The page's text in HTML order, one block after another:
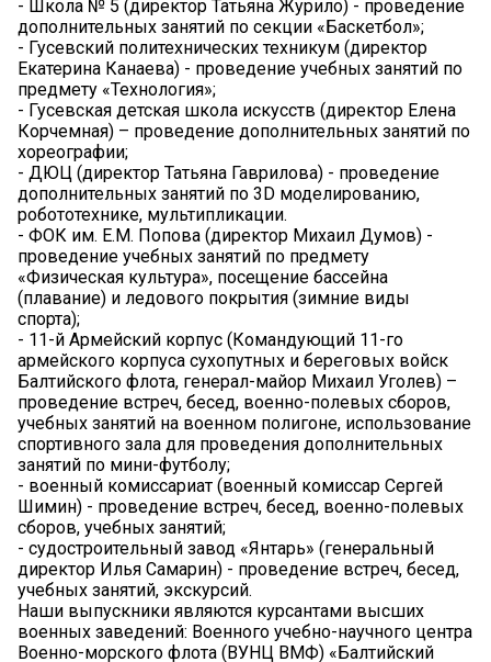
- Школа № 5 (директор Татьяна Журило) - проведение
дополнительных занятий по секции «Баскетбол»;
- Гусевский политехнических техникум (директор
Екатерина Канаева) - проведение учебных занятий по
предмету «Технология»;
- Гусевская детская школа искусств (директор Елена
Корчемная) – проведение дополнительных занятий по
хореографии;
- ДЮЦ (директор Татьяна Гаврилова) - проведение
дополнительных занятий по 3D моделированию,
робототехнике, мультипликации.
- ФОК им. Е.М. Попова (директор Михаил Думов) -
проведение учебных занятий по предмету
«Физическая культура», посещение бассейна
(плавание) и ледового покрытия (зимние виды
спорта);
- 11-й Армейский корпус (Командующий 11-го
армейского корпуса сухопутных и береговых войск
Балтийского флота, генерал-майор Михаил Уголев) –
проведение встреч, бесед, военно-полевых сборов,
учебных занятий на военном полигоне, использование
спортивного зала для проведения дополнительных
занятий по мини-футболу;
- военный комиссариат (военный комиссар Сергей
Шимин) - проведение встреч, бесед, военно-полевых
сборов, учебных занятий;
- судостроительный завод «Янтарь» (генеральный
директор Илья Самарин) - проведение встреч, бесед,
учебных занятий, экскурсий.
Наши выпускники являются курсантами высших
военных заведений: Военного учебно-научного центра
Военно-морского флота (ВУНЦ ВМФ) «Балтийский